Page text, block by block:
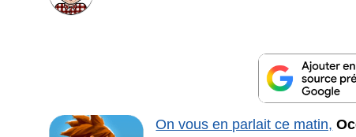
On vous en parlait ce matin,